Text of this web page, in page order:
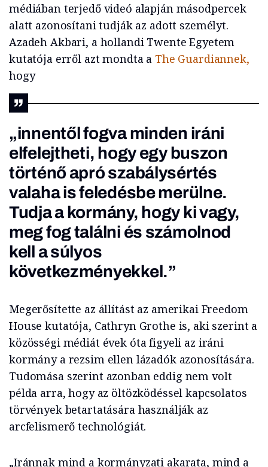
médiában terjedő videó alapján másodpercek
alatt azonosítani tudják az adott személyt.
Azadeh Akbari, a hollandi Twente Egyetem
kutatója erről azt mondta a The Guardiannek,
hogy
„innentől fogva minden iráni
elfelejtheti, hogy egy buszon
történő apró szabálysértés
valaha is feledésbe merülne.
Tudja a kormány, hogy ki vagy,
meg fog találni és számolnod
kell a súlyos
következményekkel.”
Megerősítette az állítást az amerikai Freedom
House kutatója, Cathryn Grothe is, aki szerint a
közösségi médiát évek óta figyeli az iráni
kormány a rezsim ellen lázadók azonosítására.
Tudomása szerint azonban eddig nem volt
példa arra, hogy az öltözködéssel kapcsolatos
törvények betartatására használják az
arcfelismerő technológiát.
„Iránnak mind a kormányzati akarata, mind a